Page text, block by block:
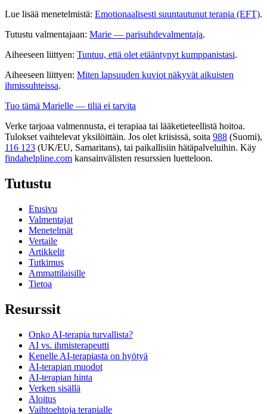
Lue lisää menetelmistä: Emotionaalisesti suuntautunut terapia (EFT).
Tutustu valmentajaan: Marie — parisuhdevalmentaja.
Aiheeseen liittyen: Tuntuu, että olet etääntynyt kumppanistasi.
Aiheeseen liittyen: Miten lapsuuden kuviot näkyvät aikuisten
ihmissuhteissa.
Tuo tämä Marielle — tiliä ei tarvita
Verke tarjoaa valmennusta, ei terapiaa tai lääketieteellistä hoitoa.
Tulokset vaihtelevat yksilöittäin. Jos olet kriisissä, soita 988 (Suomi),
116 123 (UK/EU, Samaritans), tai paikallisiin hätäpalveluihin. Käy
findahelpline.com kansainvälisten resurssien luetteloon.
Tutustu
Etusivu
Valmentajat
Menetelmät
Vertaile
Artikkelit
Tutkimus
Ammattilaisille
Tietoa
Resurssit
Onko AI-terapia turvallista?
AI vs. ihmisterapeutti
Kenelle AI-terapiasta on hyötyä
AI-terapian muodot
AI-terapian hinta
Verken sisällä
Aloitus
Vaihtoehtoja terapialle